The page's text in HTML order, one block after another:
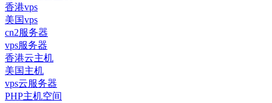
香港vps
美国vps
cn2服务器
vps服务器
香港云主机
美国主机
vps云服务器
PHP主机空间